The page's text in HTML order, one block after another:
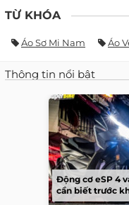
TỪ KHÓA
Áo Sơ Mi Nam Áo
Thông tin nổi bật
Động cơ eSP 4
cần biết trước